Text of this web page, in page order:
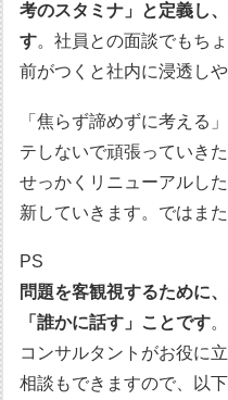
考のスタミナ」と定義し
す。社員との面談でもち
前がつくと社内に浸透し
「焦らず諦めずに考える
テしないで頑張っていき
せっかくリニューアルし
新していきます。ではま
PS
問題を客観視するために
「誰かに話す」ことです
コンサルタントがお役に
相談もできますので、以